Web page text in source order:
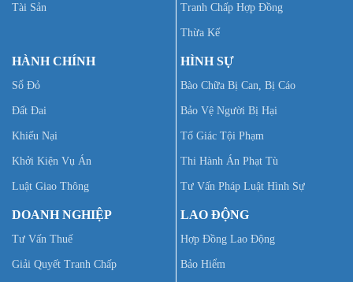
Tài Sản Tranh Chấp Hợp Đồng
Thừa Kế
HÀNH CHÍNH
Sổ Đỏ
Đất Đai
Khiếu Nại
Khởi Kiện Vụ Án
Luật Giao Thông
HÌNH SỰ
Bào Chữa Bị Can, Bị Cáo
Bảo Vệ Người Bị Hại
Tố Giác Tội Phạm
Thi Hành Án Phạt Tù
Tư Vấn Pháp Luật Hình Sự
DOANH NGHIỆP
Tư Vấn Thuế
Giải Quyết Tranh Chấp
LAO ĐỘNG
Hợp Đồng Lao Động
Bảo Hiểm